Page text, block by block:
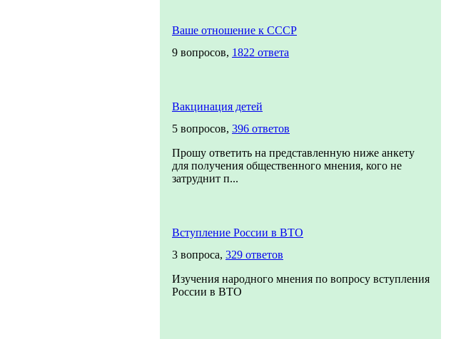
Ваше отношение к СССР
9 вопросов, 1822 ответа
Вакцинация детей
5 вопросов, 396 ответов
Прошу ответить на представленную ниже анкету
для получения общественного мнения, кого не
затруднит п...
Вступление России в ВТО
3 вопроса, 329 ответов
Изучения народного мнения по вопросу вступления
России в ВТО